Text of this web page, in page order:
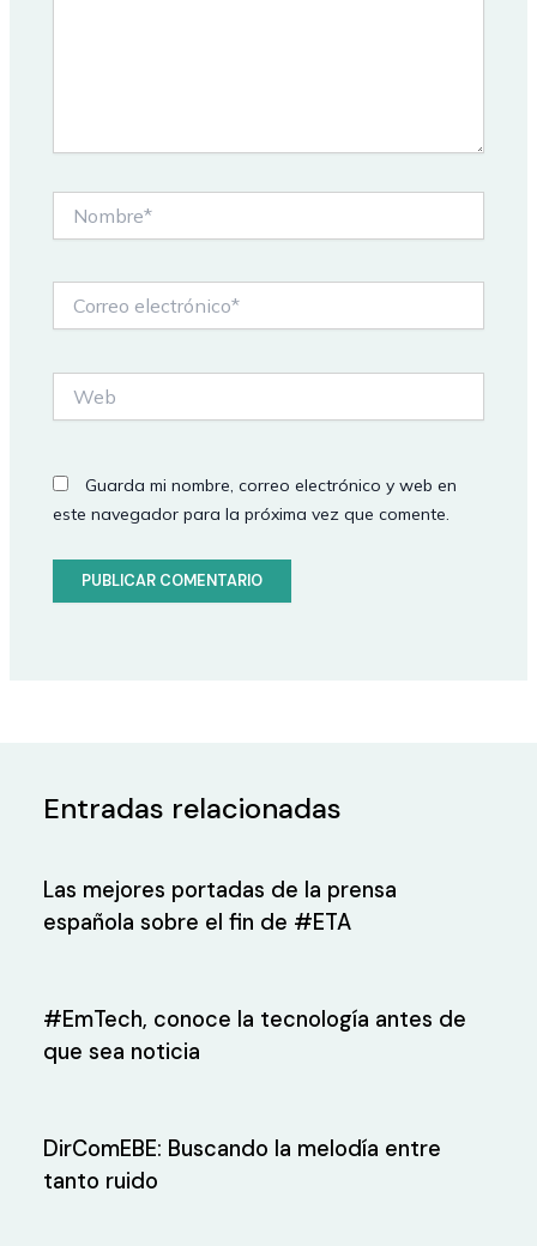
electrónico*
Guarda mi nombre, correo electrónico y web en
este navegador para la próxima vez que comente.
Entradas relacionadas
Las mejores portadas de la prensa
española sobre el fin de #ETA
#EmTech, conoce la tecnología antes de
que sea noticia
DirComEBE: Buscando la melodía entre
tanto ruido